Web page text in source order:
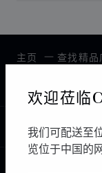
欢迎莅临
我们可配送至
览位于中国的
主页 查找精品
中国
本地化（
更改国家